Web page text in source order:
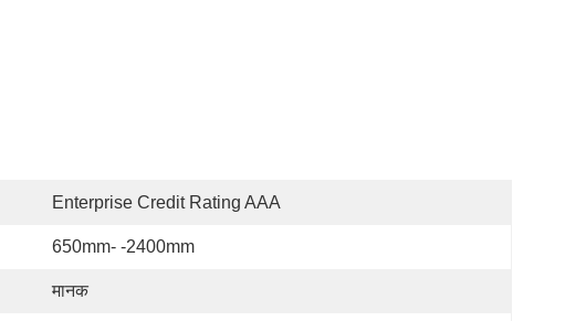
Enterprise Credit Rating AAA
650mm- -2400mm
मानक